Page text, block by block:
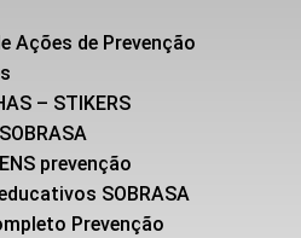
Ações de Prevenção
– STIKERS
prevenção
SOBRASA
Prevenção